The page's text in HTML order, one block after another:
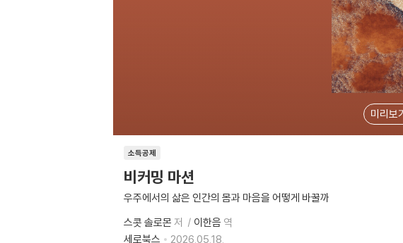
미리보
소득공제
비커밍 마션
우주에서의 삶은 인간의 몸과 마음을 어떻게 바꿀까
스콧 솔로몬 저 이한음 역
세로북스
2026.05.18.